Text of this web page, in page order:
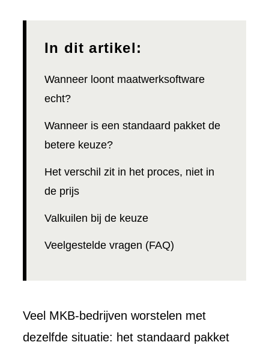
In dit artikel:
Wanneer loont maatwerksoftware
echt?
Wanneer is een standaard pakket de
betere keuze?
Het verschil zit in het proces, niet in
de prijs
Valkuilen bij de keuze
Veelgestelde vragen (FAQ)
Veel MKB-bedrijven worstelen met
dezelfde situatie: het standaard pakket